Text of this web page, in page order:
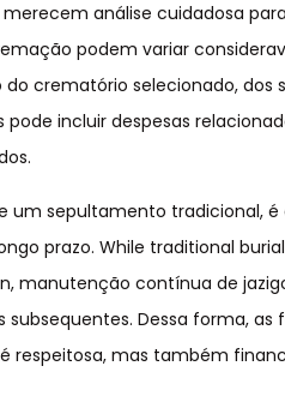
análise cuidadosa
podem variar
crematório selecionado, dos
incluir despesas
sepultamento tradicional,
prazo. While traditional
manutenção contínua de
Dessa forma, as
respeitosa, mas também